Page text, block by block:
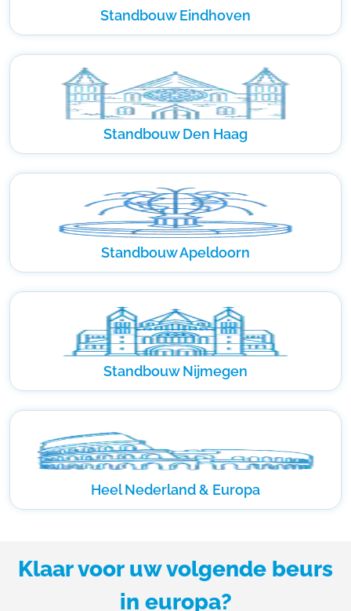
Standbouw Eindhoven
Standbouw Den Haag
Standbouw Apeldoorn
Standbouw Nijmegen
Heel Nederland & Europa
Klaar voor uw volgende beurs
in europa?